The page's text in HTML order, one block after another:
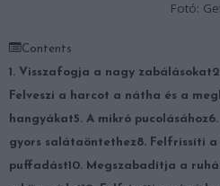
Fotó:
Contents
1. Visszafogja a nagy zabálásokat
Felveszi a harcot a nátha és a
hangyákat5. A mikró pucolásához
gyors salátaöntethez8. Felfrissíti a
puffadást10. Megszabadítja a